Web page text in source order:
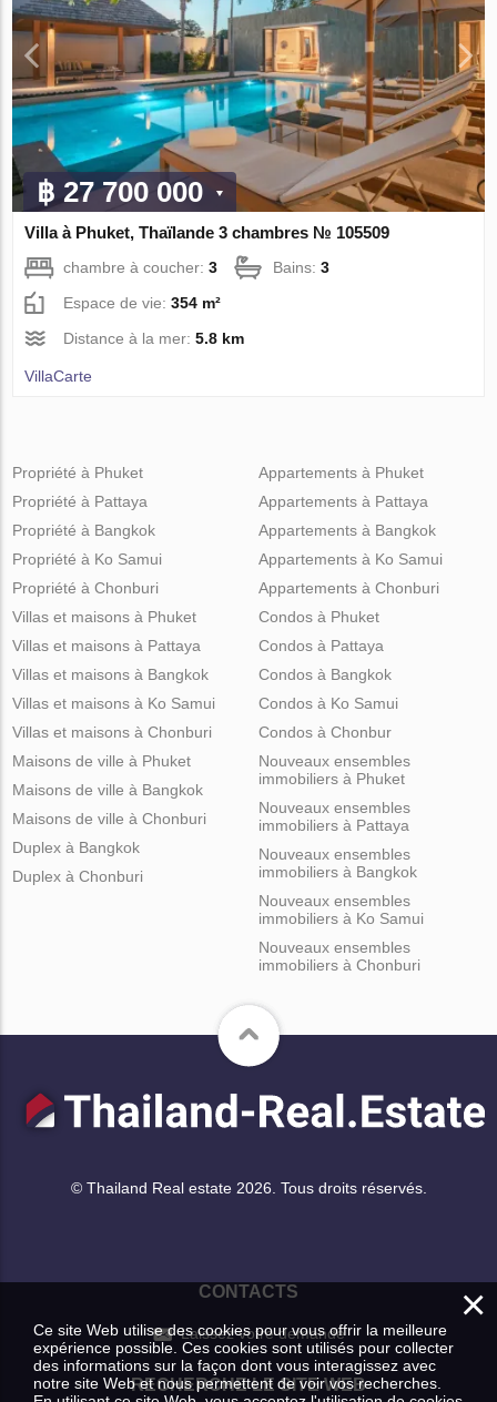
฿ 27 700 000
Villa à Phuket, Thaïlande 3 chambres № 105509
chambre à coucher:3 Bains:3
Espace de vie:354 m²
Distance à la mer:5.8 km
VillaСarte
Propriété à Phuket
Propriété à Pattaya
Propriété à Bangkok
Propriété à Ko Samui
Propriété à Chonburi
Appartements à Phuket
Appartements à Pattaya
Appartements à Bangkok
Appartements à Ko Samui
Appartements à Chonburi
Villas et maisons à Phuket
Villas et maisons à Pattaya
Villas et maisons à Bangkok
Villas et maisons à Ko Samui
Villas et maisons à Chonburi
Condos à Phuket
Condos à Pattaya
Condos à Bangkok
Condos à Ko Samui
Condos à Chonbur
Maisons de ville à Phuket
Maisons de ville à Bangkok
Maisons de ville à Chonburi
Duplex à Bangkok
Duplex à Chonburi
Nouveaux ensembles
immobiliers à Phuket
Nouveaux ensembles
immobiliers à Pattaya
Nouveaux ensembles
immobiliers à Bangkok
Nouveaux ensembles
immobiliers à Ko Samui
Nouveaux ensembles
immobiliers à Chonburi
© Thailand Real estate 2026. Tous droits réservés.
CONTACTS
Laissez votre demande
RECHERCHE LE SITE WEB
×
Ce site Web utilise des cookies pour vous offrir la meilleure
expérience possible. Ces cookies sont utilisés pour collecter
des informations sur la façon dont vous interagissez avec
notre site Web et nous permettent de voir vos recherches.